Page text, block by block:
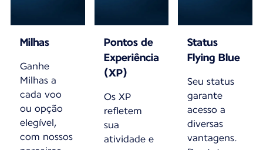
Milhas
Ganhe
Milhas a
cada voo
ou opção
elegível,
com nossos
Pontos de
Experiência
(XP)
Os XP
refletem
sua
atividade e
Status
Flying Blue
Seu status
garante
acesso a
diversas
vantagens.